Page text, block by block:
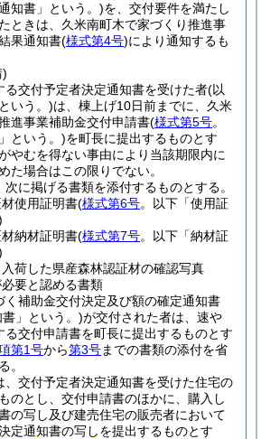
知書」という。)を、交付要件を満たし
ときは、久米南町木で家づくり推進事
果通知書(様式第4号)により通知するも
)
る交付予定者決定通知書を受けた者(以
いう。)は、棟上げ10日前までに、久米
進事業補助金交付申請書(様式第5号。
という。)を町長に提出するものとす
やむを得ない事由により当該期限内に
た場合はこの限りでない。
に掲げる書類を添付するものとする。
使用証明書(様式第6号。以下「使用証
納材証明書(様式第7号。以下「納材証
荷した県産森林認証材の確認写真
要と認める書類
く補助金交付決定及び額の確定通知書
」という。)が交付された者は、速や
る交付申請書を町長に提出するものとす
第1号から第3号までの書類の添付を省
。
、交付予定者決定通知書を受けた住宅の
のとし、交付申請書のほかに、購入し
の写し及び建売住宅の販売者において
定通知書の写しを提出するものとす